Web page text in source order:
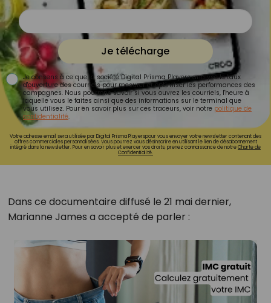
Je télécharge
Je consens à ce que la société Digital Prisma Players analyse le taux
d'ouverture des courriels pour mesurer et optimiser les performances des
campagnes. Nous pourrons savoir si vous ouvrez les courriels, l'heure à
laquelle vous le faites ainsi que des informations sur le terminal que
vous utilisez. Pour en savoir plus sur ces traceurs, voir notre politique de
confidentialité.
Votre adresse email sera utilisée par Digital Prisma Playerspour vous envoyer votre newsletter contenant des
offres commerciales personnalisées. Vous pourrez vous désinscrire en utilisant le lien de désabonnement
intégré dans la newsletter. Pour en savoir plus et exercer vos droits, prenez connaissance de notreCharte de
Confidentialité.
Dans ce documentaire diffusé le 21 mai dernier,
Marianne James a accepté de parler :